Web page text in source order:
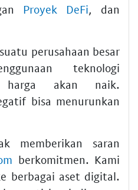
Proyek DeFi, dan
perusahaan besar
teknologi
harga akan naik.
bisa menurunkan
memberikan saran
berkomitmen. Kami
berbagai aset digital.